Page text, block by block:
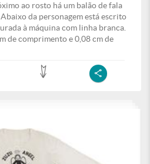
ao rosto há um balão de fala
da personagem está escrito
à máquina com linha branca.
de comprimento e 0,08 cm de